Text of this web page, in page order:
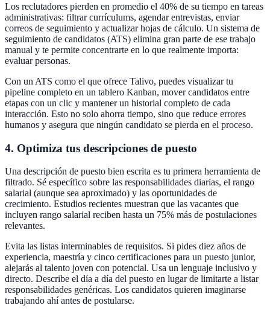
Los reclutadores pierden en promedio el 40% de su tiempo en tareas
administrativas: filtrar currículums, agendar entrevistas, enviar
correos de seguimiento y actualizar hojas de cálculo. Un sistema de
seguimiento de candidatos (ATS) elimina gran parte de ese trabajo
manual y te permite concentrarte en lo que realmente importa:
evaluar personas.
Con un ATS como el que ofrece Talivo, puedes visualizar tu
pipeline completo en un tablero Kanban, mover candidatos entre
etapas con un clic y mantener un historial completo de cada
interacción. Esto no solo ahorra tiempo, sino que reduce errores
humanos y asegura que ningún candidato se pierda en el proceso.
4. Optimiza tus descripciones de puesto
Una descripción de puesto bien escrita es tu primera herramienta de
filtrado. Sé específico sobre las responsabilidades diarias, el rango
salarial (aunque sea aproximado) y las oportunidades de
crecimiento. Estudios recientes muestran que las vacantes que
incluyen rango salarial reciben hasta un 75% más de postulaciones
relevantes.
Evita las listas interminables de requisitos. Si pides diez años de
experiencia, maestría y cinco certificaciones para un puesto junior,
alejarás al talento joven con potencial. Usa un lenguaje inclusivo y
directo. Describe el día a día del puesto en lugar de limitarte a listar
responsabilidades genéricas. Los candidatos quieren imaginarse
trabajando ahí antes de postularse.